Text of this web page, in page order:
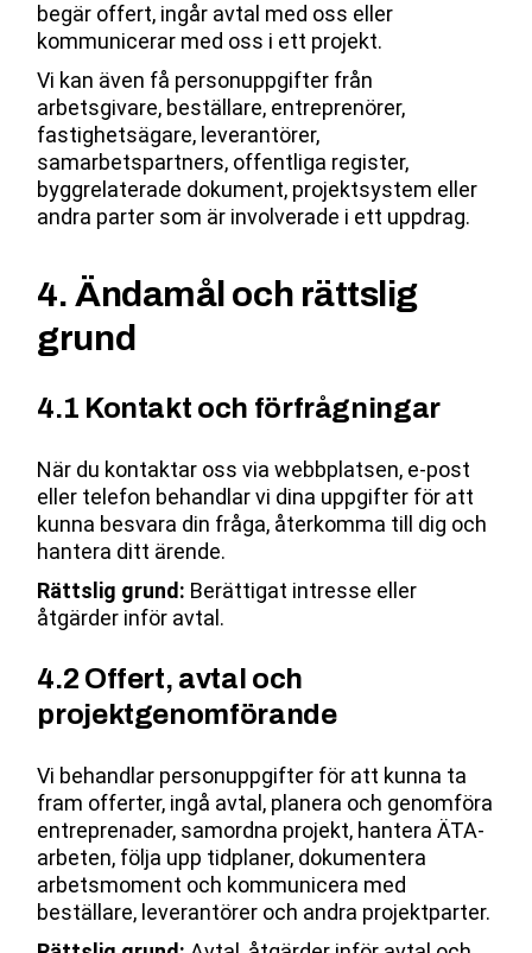
begär offert, ingår avtal med oss eller
kommunicerar med oss i ett projekt.
Vi kan även få personuppgifter från
arbetsgivare, beställare, entreprenörer,
fastighetsägare, leverantörer,
samarbetspartners, offentliga register,
byggrelaterade dokument, projektsystem eller
andra parter som är involverade i ett uppdrag.
4. Ändamål och rättslig
grund
4.1 Kontakt och förfrågningar
När du kontaktar oss via webbplatsen, e-post
eller telefon behandlar vi dina uppgifter för att
kunna besvara din fråga, återkomma till dig och
hantera ditt ärende.
Rättslig grund: Berättigat intresse eller
åtgärder inför avtal.
4.2 Offert, avtal och
projektgenomförande
Vi behandlar personuppgifter för att kunna ta
fram offerter, ingå avtal, planera och genomföra
entreprenader, samordna projekt, hantera ÄTA-
arbeten, följa upp tidplaner, dokumentera
arbetsmoment och kommunicera med
beställare, leverantörer och andra projektparter.